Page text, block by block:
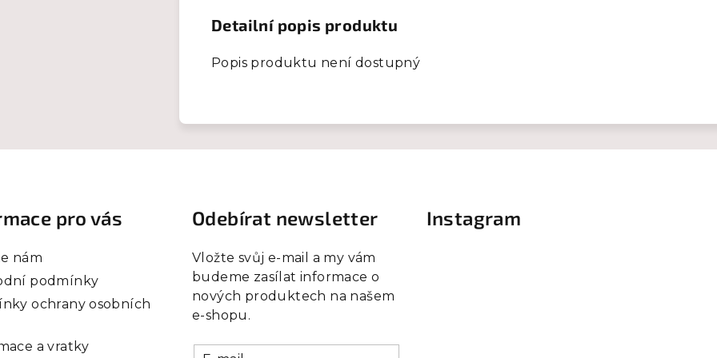
Detailní popis produktu
Popis produktu není dostupný
pro vás
nám
podmínky
ochrany osobních
a vratky
Odebírat newsletter
Vložte svůj e-mail a my vám
budeme zasílat informace o
nových produktech na našem
e-shopu.
Instagram